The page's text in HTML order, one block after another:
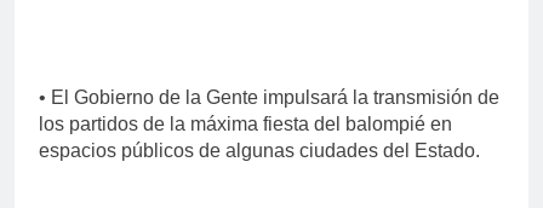
• El Gobierno de la Gente impulsará la transmisión de
los partidos de la máxima fiesta del balompié en
espacios públicos de algunas ciudades del Estado.